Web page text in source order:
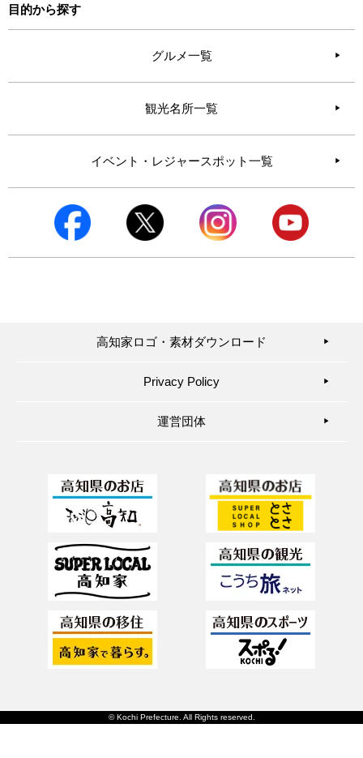
目的から探す
グルメ一覧
観光名所一覧
イベント・レジャースポット一覧
高知家ロゴ・素材ダウンロード ▶︎
Privacy Policy ▶︎
運営団体 ▶︎
© Kochi Prefecture. All Rights reserved.